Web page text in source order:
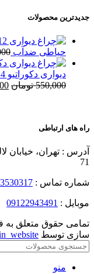
جدیدترین محصولات
حیاطی ضدآب
دیواری دکوراتیو 4 طرفه 4 وات لوکس کد 9109
550,000 تومان
راه های ارتباطی
آدرس : تهران، خیابان
71
شماره تماس :
موبایل : 09122943491
تمامی حقوق متعلق به
سازی توسط
منو